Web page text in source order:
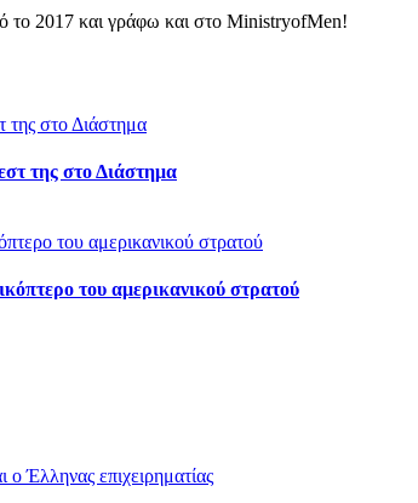
το 2017 και γράφω και στο MinistryofMen!
της στο Διάστημα
του αμερικανικού στρατού